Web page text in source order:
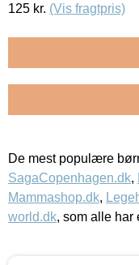
125 kr. (Vis fragtpris)
De mest populære
SagaCopenhagen.dk,
Mammashop.dk,
world.dk, som alle har